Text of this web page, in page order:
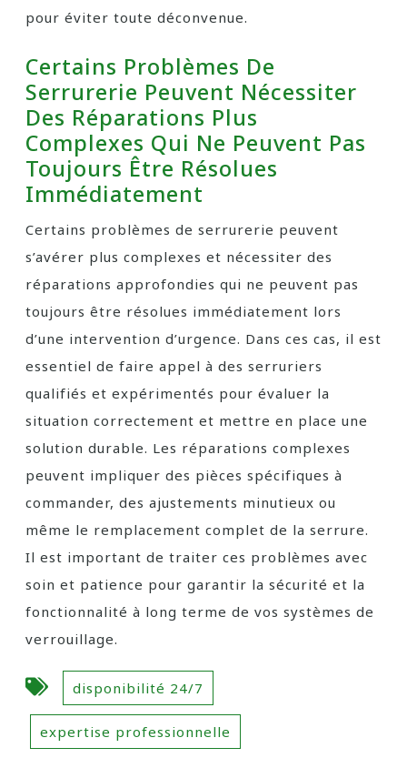
pour éviter toute déconvenue.
Certains Problèmes De
Serrurerie Peuvent Nécessiter
Des Réparations Plus
Complexes Qui Ne Peuvent Pas
Toujours Être Résolues
Immédiatement
Certains problèmes de serrurerie peuvent
s’avérer plus complexes et nécessiter des
réparations approfondies qui ne peuvent pas
toujours être résolues immédiatement lors
d’une intervention d’urgence. Dans ces cas, il est
essentiel de faire appel à des serruriers
qualifiés et expérimentés pour évaluer la
situation correctement et mettre en place une
solution durable. Les réparations complexes
peuvent impliquer des pièces spécifiques à
commander, des ajustements minutieux ou
même le remplacement complet de la serrure.
Il est important de traiter ces problèmes avec
soin et patience pour garantir la sécurité et la
fonctionnalité à long terme de vos systèmes de
verrouillage.
disponibilité 24/7
expertise professionnelle